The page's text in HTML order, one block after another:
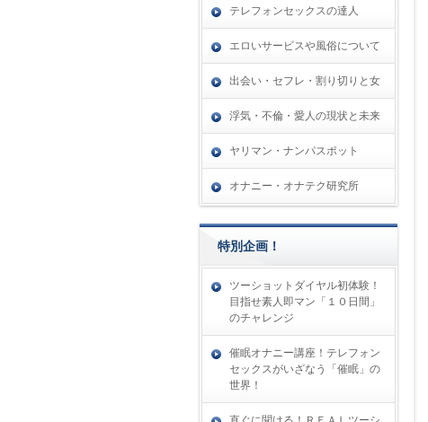
テレフォンセックスの達人
エロいサービスや風俗について
出会い・セフレ・割り切りと女
浮気・不倫・愛人の現状と未来
ヤリマン・ナンパスポット
オナニー・オナテク研究所
特別企画！
ツーショットダイヤル初体験！
目指せ素人即マン「１０日間」
のチャレンジ
催眠オナニー講座！テレフォン
セックスがいざなう「催眠」の
世界！